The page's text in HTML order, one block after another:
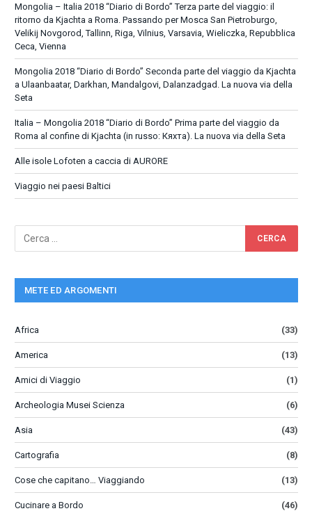
Mongolia – Italia 2018 “Diario di Bordo” Terza parte del viaggio: il
ritorno da Kjachta a Roma. Passando per Mosca San Pietroburgo,
Velikij Novgorod, Tallinn, Riga, Vilnius, Varsavia, Wieliczka, Repubblica
Ceca, Vienna
Mongolia 2018 “Diario di Bordo” Seconda parte del viaggio da Kjachta
a Ulaanbaatar, Darkhan, Mandalgovi, Dalanzadgad. La nuova via della
Seta
Italia – Mongolia 2018 “Diario di Bordo” Prima parte del viaggio da
Roma al confine di Kjachta (in russo: Кяхта). La nuova via della Seta
Alle isole Lofoten a caccia di AURORE
Viaggio nei paesi Baltici
METE ED ARGOMENTI
Africa (33)
America (13)
Amici di Viaggio (1)
Archeologia Musei Scienza (6)
Asia (43)
Cartografia (8)
Cose che capitano… Viaggiando (13)
Cucinare a Bordo (46)